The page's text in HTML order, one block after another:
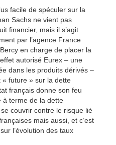
facile de spéculer sur la
Sachs ne vient pas
financier, mais il s’agit
par l’agence France
en charge de placer la
autorisé Eurex – une
dans les produits dérivés –
future » sur la dette
français donne son feu
à terme de la dette
couvrir contre le risque lié
mais aussi, et c’est
l’évolution des taux